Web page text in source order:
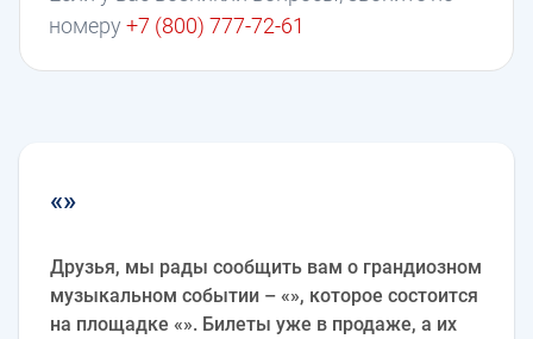
номеру+7 (800) 777-72-61
«»
Друзья, мы рады сообщить вам о грандиозном
музыкальном событии – «», которое состоится
на площадке «». Билеты уже в продаже, а их